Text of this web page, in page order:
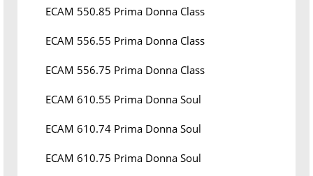
ECAM 550.85 Prima Donna Class
ECAM 556.55 Prima Donna Class
ECAM 556.75 Prima Donna Class
ECAM 610.55 Prima Donna Soul
ECAM 610.74 Prima Donna Soul
ECAM 610.75 Prima Donna Soul